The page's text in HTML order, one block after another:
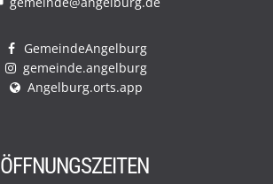
GemeindeAngelburg
gemeinde.angelburg
Angelburg.orts.app
ÖFFNUNGSZEITEN